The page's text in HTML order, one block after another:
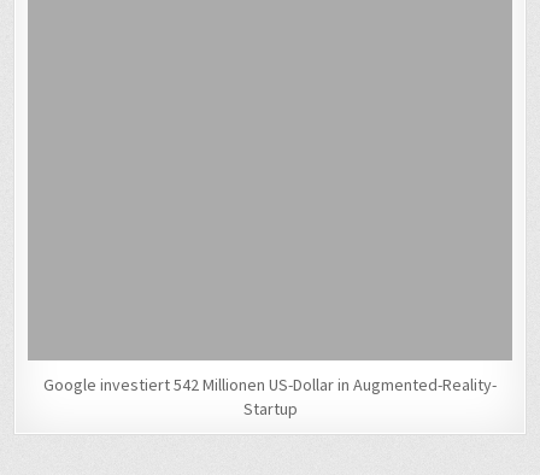
Google investiert 542 Millionen US-Dollar in Augmented-Reality-
Startup